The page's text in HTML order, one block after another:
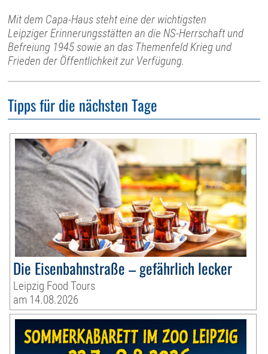
Mit dem Capa-Haus steht eine der wichtigsten
Leipziger Erinnerungsstätten an die NS-Herrschaft und
Befreiung 1945 sowie an das Themenfeld Krieg und
Frieden der Öffentlichkeit zur Verfügung.
Tipps für die nächsten Tage
Die Eisenbahnstraße – gefährlich lecker
Leipzig Food Tours
am 14.08.2026